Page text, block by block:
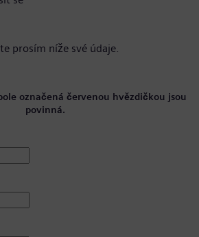
prosím níže své údaje.
označená červenou hvězdičkou jsou
povinná.